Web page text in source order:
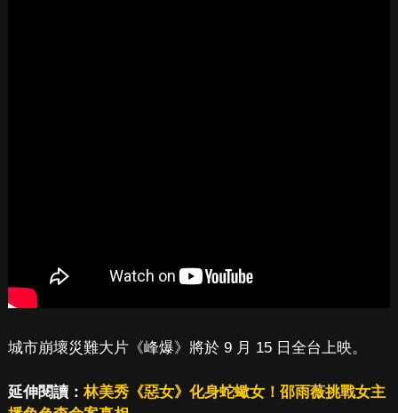
城市崩壞災難大片《峰爆》將於 9 月 15 日全台上映。
延伸閱讀：林美秀《惡女》化身蛇蠍女！邵雨薇挑戰女主